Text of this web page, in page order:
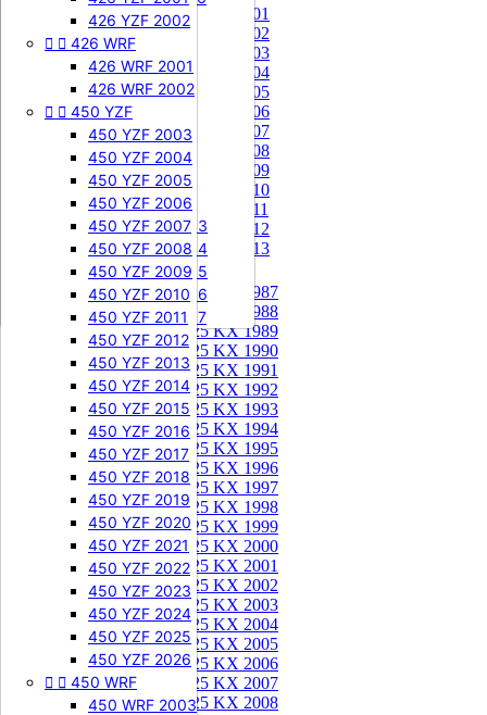
505 SXF
505 SXF 2007
505 SXF 2008
525 SXF
525 SXF 2003
525 SXF 2004
525 SXF 2005
525 SXF 2006
525 EXC-F
525 EXC-F 2003
525 EXC-F 2004
525 EXC-F 2005
525 EXC-F 2006
525 EXC-F 2007
426 YZF 2002
  426 WRF
426 WRF 2001
426 WRF 2002
  450 YZF
450 YZF 2003
450 YZF 2004
450 YZF 2005
450 YZF 2006
450 YZF 2007
450 YZF 2008
450 YZF 2009
450 YZF 2010
450 YZF 2011
450 YZF 2012
450 YZF 2013
450 YZF 2014
450 YZF 2015
450 YZF 2016
450 YZF 2017
450 YZF 2018
450 YZF 2019
450 YZF 2020
450 YZF 2021
450 YZF 2022
450 YZF 2023
450 YZF 2024
450 YZF 2025
450 YZF 2026
  450 WRF
450 WRF 2003
85 KX 2001
85 KX 2002
85 KX 2003
85 KX 2004
85 KX 2005
85 KX 2006
85 KX 2007
85 KX 2008
85 KX 2009
85 KX 2010
85 KX 2011
85 KX 2012
85 KX 2013
125 KX 
125 KX 1987
125 KX 1988
125 KX 1989
125 KX 1990
125 KX 1991
125 KX 1992
125 KX 1993
125 KX 1994
125 KX 1995
125 KX 1996
125 KX 1997
125 KX 1998
125 KX 1999
125 KX 2000
125 KX 2001
125 KX 2002
125 KX 2003
125 KX 2004
125 KX 2005
125 KX 2006
125 KX 2007
125 KX 2008